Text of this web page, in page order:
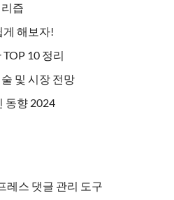
즙
게 해보자!
10 정리
및 시장 전망
동향 2024
레스 댓글 관리 도구